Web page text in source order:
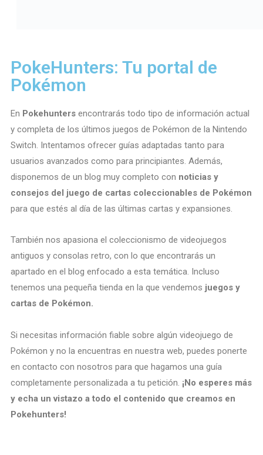
PokeHunters: Tu portal de
Pokémon
En Pokehunters encontrarás todo tipo de información actual
y completa de los últimos juegos de Pokémon de la Nintendo
Switch. Intentamos ofrecer guías adaptadas tanto para
usuarios avanzados como para principiantes. Además,
disponemos de un blog muy completo con noticias y
consejos del juego de cartas coleccionables de Pokémon
para que estés al día de las últimas cartas y expansiones.
También nos apasiona el coleccionismo de videojuegos
antiguos y consolas retro, con lo que encontrarás un
apartado en el blog enfocado a esta temática. Incluso
tenemos una pequeña tienda en la que vendemos juegos y
cartas de Pokémon.
Si necesitas información fiable sobre algún videojuego de
Pokémon y no la encuentras en nuestra web, puedes ponerte
en contacto con nosotros para que hagamos una guía
completamente personalizada a tu petición. ¡No esperes más
y echa un vistazo a todo el contenido que creamos en
Pokehunters!